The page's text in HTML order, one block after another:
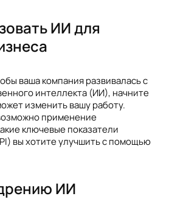
ИИ для
ваша компания развивалась с
интеллекта (ИИ), начните
изменить вашу работу.
применение
ключевые показатели
вы хотите улучшить с помощью
ИИ